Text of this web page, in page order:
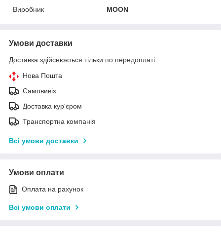
Виробник
MOON
Умови доставки
Доставка здійснюється тільки по передоплаті.
Нова Пошта
Самовивіз
Доставка кур'єром
Транспортна компанія
Всі умови доставки
Умови оплати
Оплата на рахунок
Всі умови оплати